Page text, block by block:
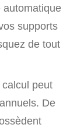
automatique
supports
de tout
peut
annuels. De